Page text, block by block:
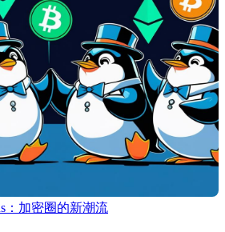
：加密圈的新潮流